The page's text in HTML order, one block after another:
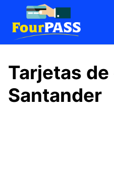
contenido
Tarjetas
Santander